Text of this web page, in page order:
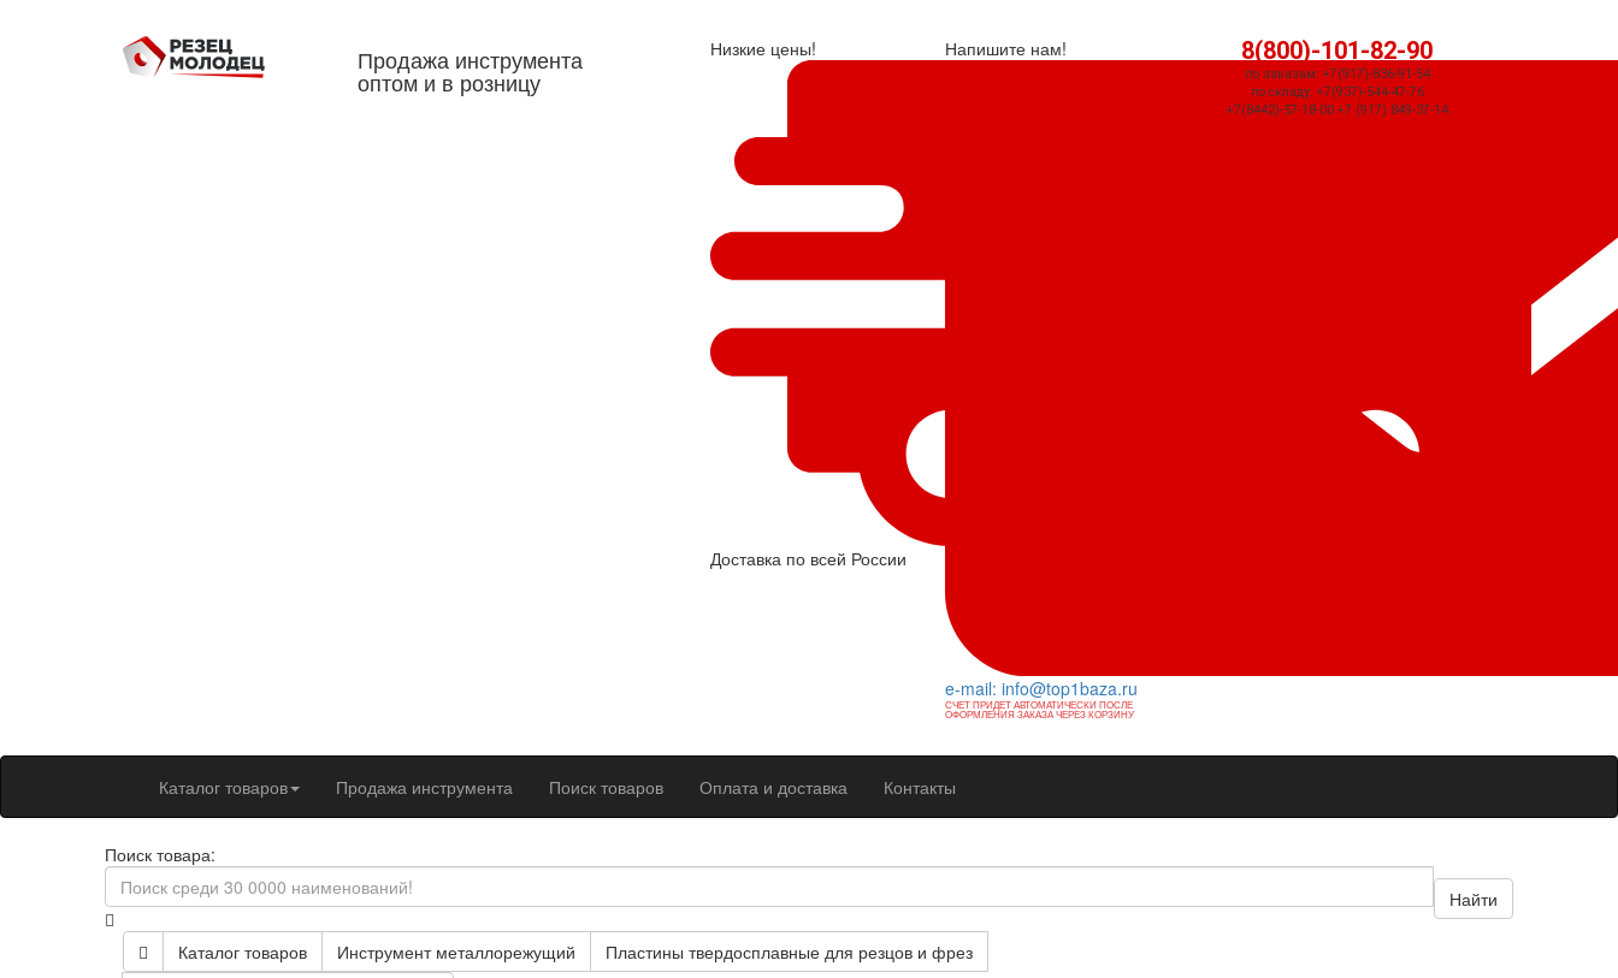
Продажа инструмента
оптом и в розницу
Низкие цены!
Доставка по всей России
Напишите нам!
e-mail: info@top1baza.ru
СЧЕТ ПРИДЕТ АВТОМАТИЧЕСКИ ПОСЛЕ
ОФОРМЛЕНИЯ ЗАКАЗА ЧЕРЕЗ КОРЗИНУ
8(800)-101-82-90
по заказам: +7(917)-836-91-54
по складу: +7(937)-544-47-76
+7(8442)-57-18-00 +7 (917) 849-37-14
Каталог товаров Продажа инструмента Поиск товаров Оплата и доставка Контакты
Поиск товара:
Найти
Каталог товаров Инструмент металлорежущий
Пластины твердосплавные для резцов и фрез